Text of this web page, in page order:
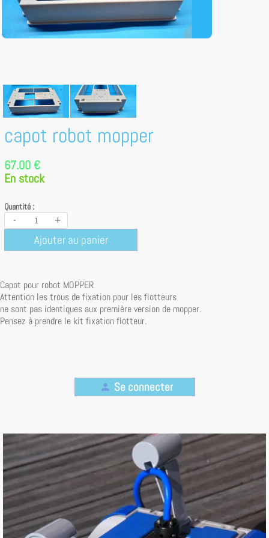
capot robot mopper
67.00 €
En stock
Quantité :
- +
Ajouter au panier
Capot pour robot MOPPER
Attention les trous de fixation pour les flotteurs
ne sont pas identiques aux première version de mopper.
Pensez à prendre le kit fixation flotteur.
person Se connecter